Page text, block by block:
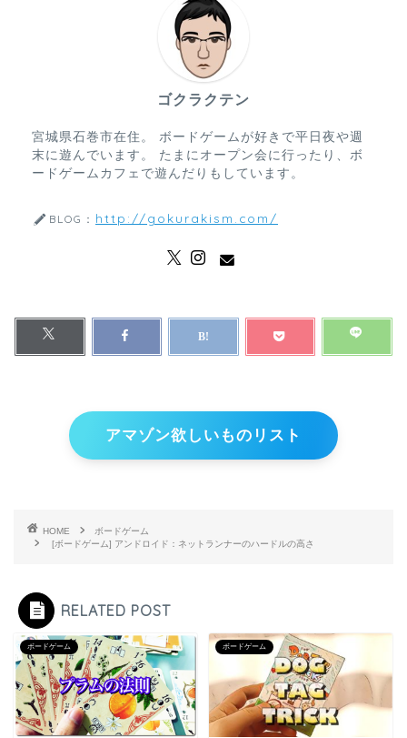
ゴクラクテン
宮城県石巻市在住。 ボードゲームが好きで平日夜や週
末に遊んでいます。 たまにオープン会に行ったり、ボ
ードゲームカフェで遊んだりもしています。
BLOG： http://gokurakism.com/
アマゾン欲しいものリスト
HOME
ボードゲーム
[ボードゲーム] アンドロイド：ネットランナーのハードルの高さ
RELATED POST
ボードゲーム ボードゲーム